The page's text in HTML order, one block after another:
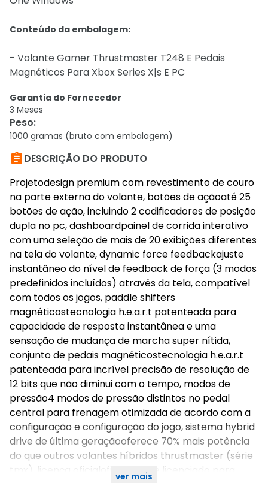
Conteúdo da embalagem:
- Volante Gamer Thrustmaster T248 E Pedais
Magnéticos Para Xbox Series X|s E PC
Garantia do Fornecedor
3 Meses
Peso:
1000 gramas (bruto com embalagem)
DESCRIÇÃO DO PRODUTO
Projetodesign premium com revestimento de couro
na parte externa do volante, botões de açãoaté 25
botões de ação, incluindo 2 codificadores de posição
dupla no pc, dashboardpainel de corrida interativo
com uma seleção de mais de 20 exibições diferentes
na tela do volante, dynamic force feedbackajuste
instantâneo do nível de feedback de força (3 modos
predefinidos incluídos) através da tela, compatível
com todos os jogos, paddle shifters
magnéticostecnologia h.e.a.r.t patenteada para
capacidade de resposta instantânea e uma
sensação de mudança de marcha super nítida,
conjunto de pedais magnéticostecnologia h.e.a.r.t
patenteada para incrível precisão de resolução de
12 bits que não diminui com o tempo, modos de
pressão4 modos de pressão distintos no pedal
central para frenagem otimizada de acordo com a
configuração e configuração do jogo, sistema hybrid
drive de última geraçãooferece 70% mais potência
do que outros volantes híbridos thrustmaster (série
tmx), licença oficialoficialmente licenciado para
ver mais